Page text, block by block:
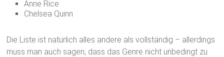
Anne Rice
Chelsea Quinn
Die Liste ist natürlich alles andere als vollständig – allerdings
muss man auch sagen, dass das Genre nicht unbedingt zu